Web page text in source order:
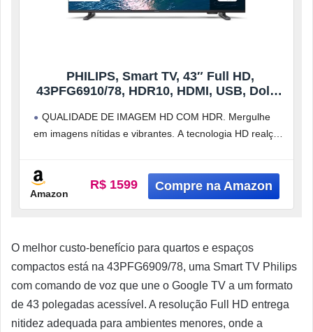
PHILIPS, Smart TV, 43″ Full HD,
43PFG6910/78, HDR10, HDMI, USB, Dolby
QUALIDADE DE IMAGEM HD COM HDR. Mergulhe
em imagens nítidas e vibrantes. A tecnologia HD realça
Amazon
R$ 1599
O melhor custo-benefício para quartos e espaços
compactos está na 43PFG6909/78, uma Smart TV Philips
com comando de voz que une o Google TV a um formato
de 43 polegadas acessível. A resolução Full HD entrega
nitidez adequada para ambientes menores, onde a